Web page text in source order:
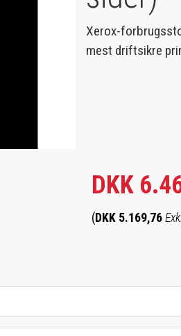
Xerox-
mest driftsikre
DKK
(DKK 5.169,76